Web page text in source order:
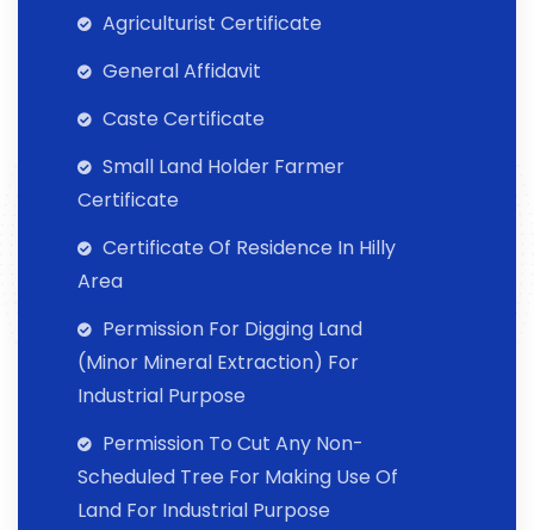
Agriculturist Certificate
General Affidavit
Caste Certificate
Small Land Holder Farmer
Certificate
Certificate Of Residence In Hilly
Area
Permission For Digging Land
(Minor Mineral Extraction) For
Industrial Purpose
Permission To Cut Any Non-
Scheduled Tree For Making Use Of
Land For Industrial Purpose